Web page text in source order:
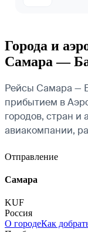
Города и
Самара —
Рейсы Самара —
прибытием в
городов, стран и
авиакомпании,
Отправление
Самара
KUF
Россия
О городеКак